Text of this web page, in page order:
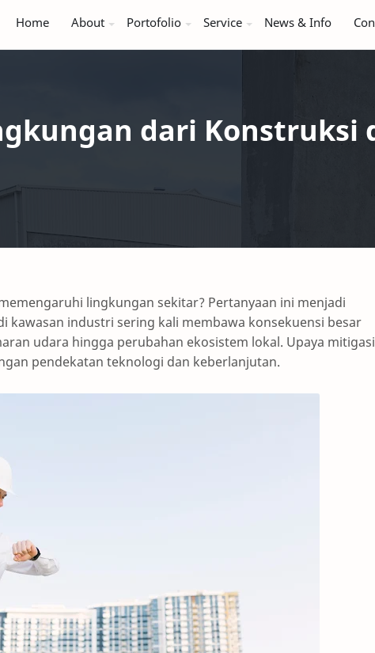
Home About Portofolio Service News & Info
dari Konstruksi
lingkungan sekitar? Pertanyaan ini menjadi
industri sering kali membawa konsekuensi besar
udara hingga perubahan ekosistem lokal. Upaya mitigasi
pendekatan teknologi dan keberlanjutan.